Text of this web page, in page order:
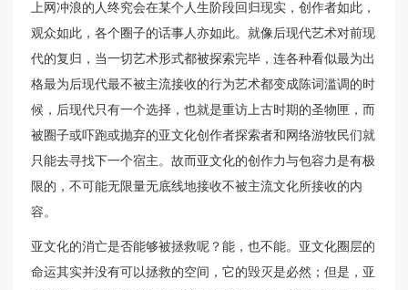
上网冲浪的人终究会在某个人生阶段回归现实，创作者如此，
观众如此，各个圈子的话事人亦如此。就像后现代艺术对前现
代的复归，当一切艺术形式都被探索完毕，连各种看似最为出
格最为后现代最不被主流接收的行为艺术都变成陈词滥调的时
候，后现代只有一个选择，也就是重访上古时期的圣物匣，而
被圈子或吓跑或抛弃的亚文化创作者探索者和网络游牧民们就
只能去寻找下一个宿主。故而亚文化的创作力与包容力是有极
限的，不可能无限量无底线地接收不被主流文化所接收的内
容。
亚文化的消亡是否能够被拯救呢？能，也不能。亚文化圈层的
命运其实并没有可以拯救的空间，它的毁灭是必然；但是，亚